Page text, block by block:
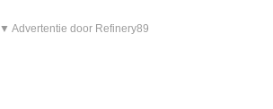
▼ Advertentie door Refinery89